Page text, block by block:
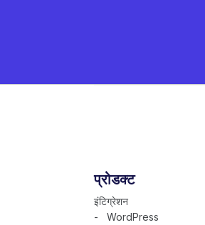
प्रोडक्ट
इंटिग्रेशन
- WordPress